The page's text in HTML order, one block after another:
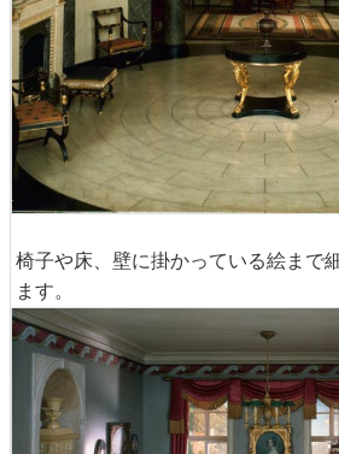
椅子や床、壁に掛かっている絵まで
ます。